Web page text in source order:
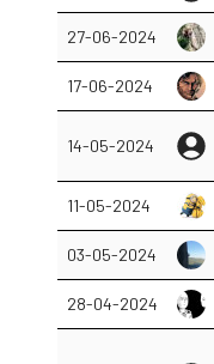
27-06-2024
17-06-2024
14-05-2024
11-05-2024
03-05-2024
28-04-2024